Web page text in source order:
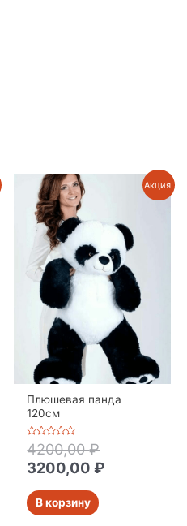
Акция!
Плюшевая панда
120см
Оценка
0
из
5
4200,00₽
3200,00₽
В корзину